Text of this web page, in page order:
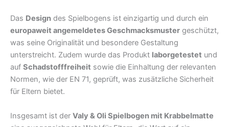
Das Design des Spielbogens ist einzigartig und durch ein
europaweit angemeldetes Geschmacksmuster geschützt,
was seine Originalität und besondere Gestaltung
unterstreicht. Zudem wurde das Produkt laborgetestet und
auf Schadstofffreiheit sowie die Einhaltung der relevanten
Normen, wie der EN 71, geprüft, was zusätzliche Sicherheit
für Eltern bietet.
Insgesamt ist der Valy & Oli Spielbogen mit Krabbelmatte